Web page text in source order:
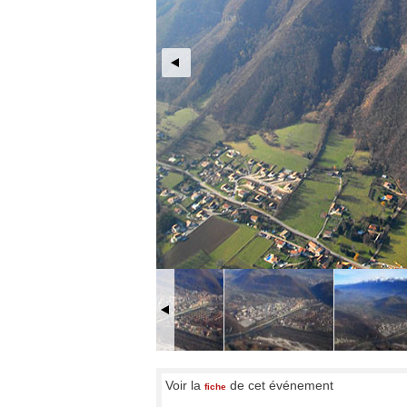
Voir la fiche de cet événement